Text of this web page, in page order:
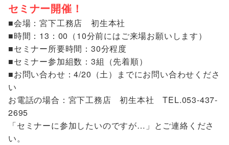
セミナー開催！
■会場：宮下工務店 初生本社
■時間：13：00（10分前にはご来場お願いします）
■セミナー所要時間：30分程度
■セミナー参加組数：3組（先着順）
■お問い合わせ：4/20（土）までにお問い合わせくださ
い
お電話の場合：宮下工務店 初生本社 TEL.053-437-
2695
「セミナーに参加したいのですが…」とご連絡くださ
い。